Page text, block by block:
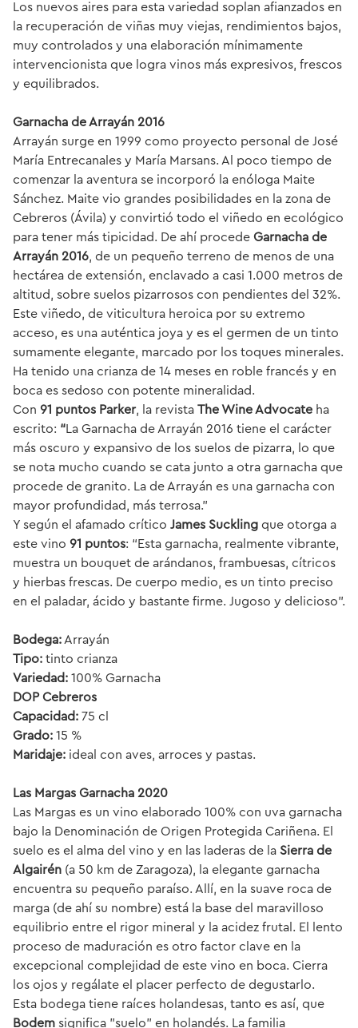
Los nuevos aires para esta variedad soplan afianzados en
la recuperación de viñas muy viejas, rendimientos bajos,
muy controlados y una elaboración mínimamente
intervencionista que logra vinos más expresivos, frescos
y equilibrados.
Garnacha de Arrayán 2016
Arrayán surge en 1999 como proyecto personal de José
María Entrecanales y María Marsans. Al poco tiempo de
comenzar la aventura se incorporó la enóloga Maite
Sánchez. Maite vio grandes posibilidades en la zona de
Cebreros (Ávila) y convirtió todo el viñedo en ecológico
para tener más tipicidad. De ahí procede Garnacha de
Arrayán 2016, de un pequeño terreno de menos de una
hectárea de extensión, enclavado a casi 1.000 metros de
altitud, sobre suelos pizarrosos con pendientes del 32%.
Este viñedo, de viticultura heroica por su extremo
acceso, es una auténtica joya y es el germen de un tinto
sumamente elegante, marcado por los toques minerales.
Ha tenido una crianza de 14 meses en roble francés y en
boca es sedoso con potente mineralidad.
Con 91 puntos Parker, la revista The Wine Advocate ha
escrito: “ La Garnacha de Arrayán 2016 tiene el carácter
más oscuro y expansivo de los suelos de pizarra, lo que
se nota mucho cuando se cata junto a otra garnacha que
procede de granito. La de Arrayán es una garnacha con
mayor profundidad, más terrosa.”
Y según el afamado crítico James Suckling que otorga a
este vino 91 puntos: “Esta garnacha, realmente vibrante,
muestra un bouquet de arándanos, frambuesas, cítricos
y hierbas frescas. De cuerpo medio, es un tinto preciso
en el paladar, ácido y bastante firme. Jugoso y delicioso”.
Bodega: Arrayán
Tipo: tinto crianza
Variedad: 100% Garnacha
DOP Cebreros
Capacidad: 75 cl
Grado: 15 %
Maridaje: ideal con aves, arroces y pastas.
Las Margas Garnacha 2020
Las Margas es un vino elaborado 100% con uva garnacha
bajo la Denominación de Origen Protegida Cariñena. El
suelo es el alma del vino y en las laderas de la Sierra de
Algairén (a 50 km de Zaragoza), la elegante garnacha
encuentra su pequeño paraíso. Allí, en la suave roca de
marga (de ahí su nombre) está la base del maravilloso
equilibrio entre el rigor mineral y la acidez frutal. El lento
proceso de maduración es otro factor clave en la
excepcional complejidad de este vino en boca. Cierra
los ojos y regálate el placer perfecto de degustarlo.
Esta bodega tiene raíces holandesas, tanto es así, que
Bodem significa "suelo" en holandés. La familia